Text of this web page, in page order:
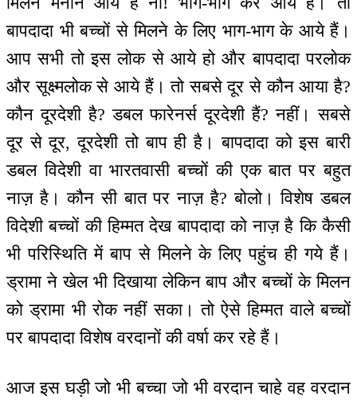
बापदादा भी बच्चों से मिलने के लिए भाग-भाग के आये हैं।
आप सभी तो इस लोक से आये हो और बापदादा परलोक
और सूक्ष्मलोक से आये हैं। तो सबसे दूर से कौन आया है?
कौन दूरदेशी है? डबल फारेनर्स दूरदेशी हैं? नहीं। सबसे
दूर से दूर, दूरदेशी तो बाप ही है। बापदादा को इस बारी
डबल विदेशी वा भारतवासी बच्चों की एक बात पर बहुत
नाज़ है। कौन सी बात पर नाज़ है? बोलो। विशेष डबल
विदेशी बच्चों की हिम्मत देख बापदादा को नाज़ है कि कैसी
भी परिस्थिति में बाप से मिलने के लिए पहुंच ही गये हैं।
ड्रामा ने खेल भी दिखाया लेकिन बाप और बच्चों के मिलन
को ड्रामा भी रोक नहीं सका। तो ऐसे हिम्मत वाले बच्चों
पर बापदादा विशेष वरदानों की वर्षा कर रहे हैं।
आज इस घड़ी जो भी बच्चा जो भी वरदान चाहे वह वरदान